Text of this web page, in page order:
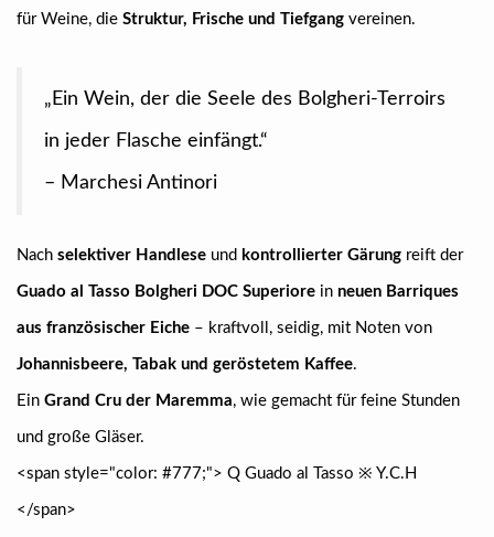
für Weine, die Struktur, Frische und Tiefgang vereinen.
„Ein Wein, der die Seele des Bolgheri-Terroirs
in jeder Flasche einfängt.“
– Marchesi Antinori
Nach selektiver Handlese und kontrollierter Gärung reift der
Guado al Tasso Bolgheri DOC Superiore in neuen Barriques
aus französischer Eiche – kraftvoll, seidig, mit Noten von
Johannisbeere, Tabak und geröstetem Kaffee.
Ein Grand Cru der Maremma, wie gemacht für feine Stunden
und große Gläser.
<span style="color: #777;"> Q Guado al Tasso ※ Y.C.H
</span>